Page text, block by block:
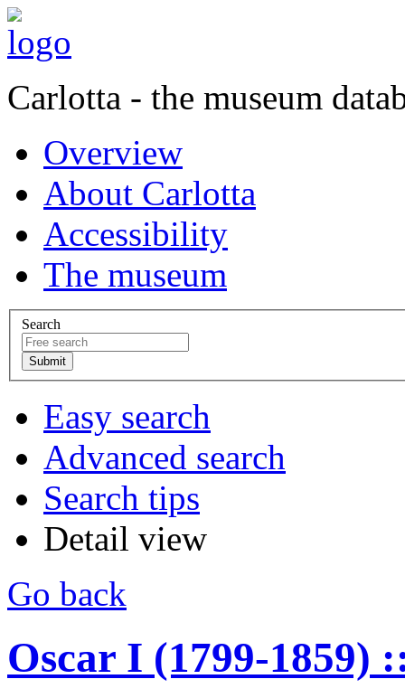
Carlotta - the museum
Overview
About Carlotta
Accessibility
The museum
Search
Easy search
Advanced search
Search tips
Detail view
Go back
Oscar I (1799-1859)